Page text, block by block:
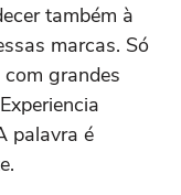
também à
marcas. Só
grandes
palavra é